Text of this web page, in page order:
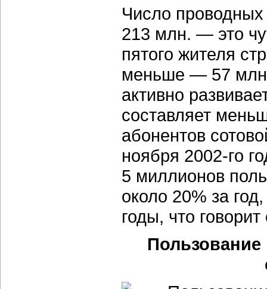
Число
213 млн. — это
пятого жителя
меньше — 57 млн.
активно
составляет
абонентов
ноября 2002-го
5 миллионов
около 20% за
годы, что
Пользование